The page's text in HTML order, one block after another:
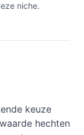
niche.
keuze
hechten